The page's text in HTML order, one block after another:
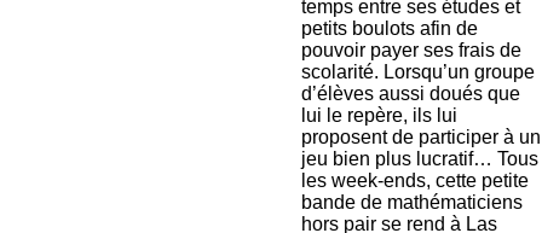
temps entre ses études et
petits boulots afin de
pouvoir payer ses frais de
scolarité. Lorsqu’un groupe
d’élèves aussi doués que
lui le repère, ils lui
proposent de participer à un
jeu bien plus lucratif… Tous
les week-ends, cette petite
bande de mathématiciens
hors pair se rend à Las